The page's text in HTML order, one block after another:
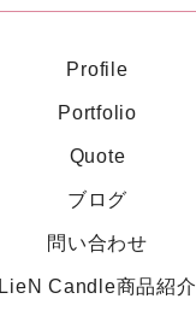
Profile
Portfolio
Quote
ブログ
問い合わせ
LieN Candle商品紹介